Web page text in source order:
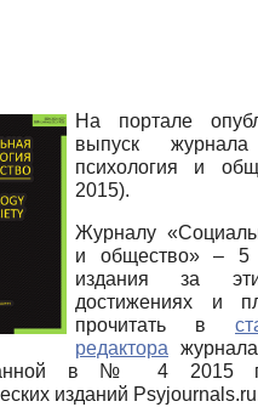
На портале
выпуск
психология и
2015).
Журналу
и общество» – 5
издания за
достижениях и
прочитать в
редактора
в № 4 2015 г
изданий